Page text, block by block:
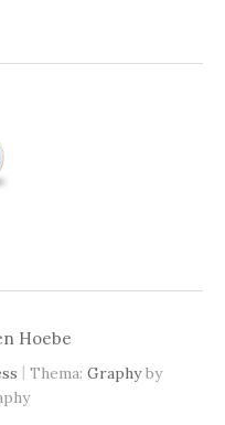
Hoebe
| Thema: Graphyby